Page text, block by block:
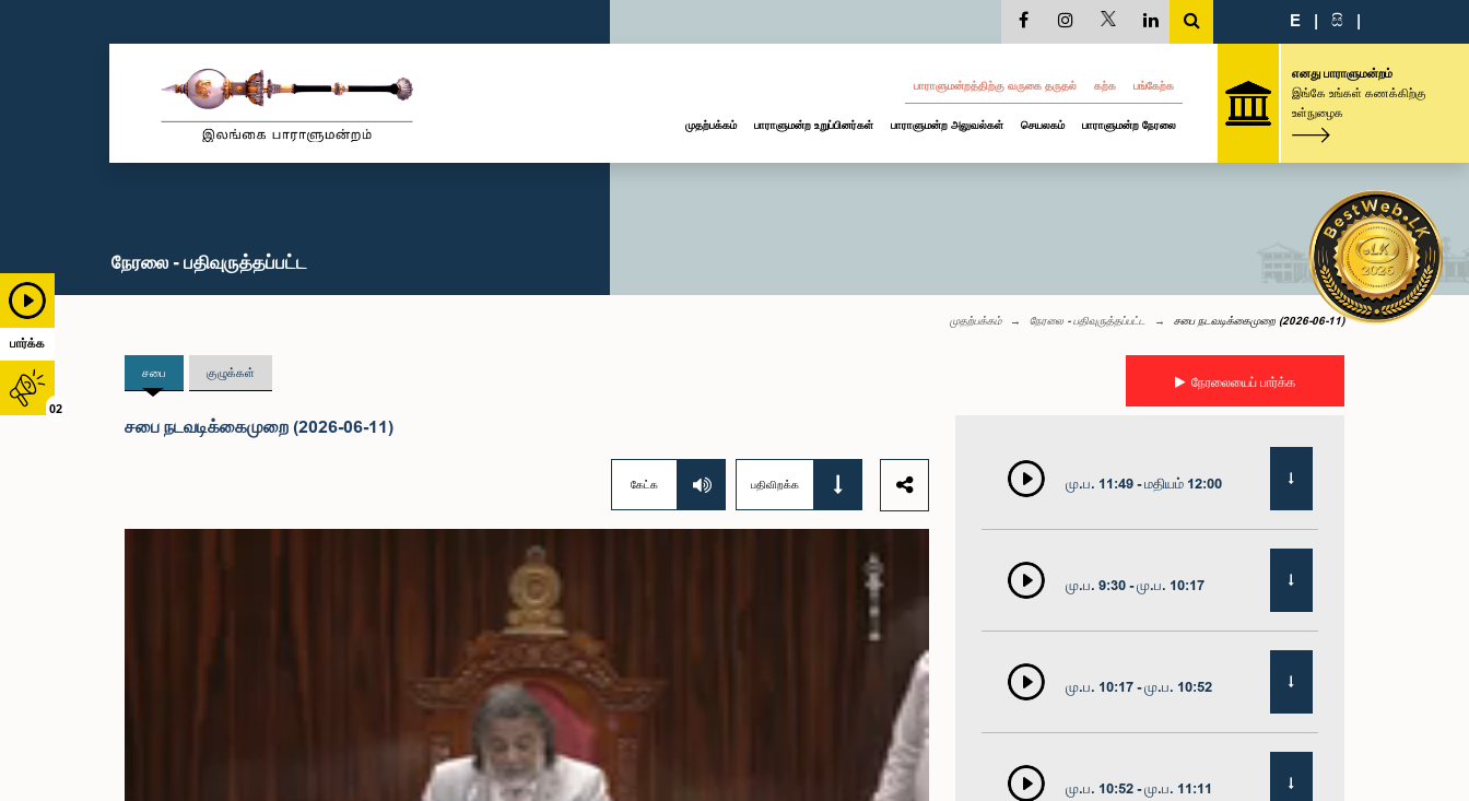
பார்க்க
02
E | සි |
பாராளுமன்றத்திற்கு வருகை தருதல் கற்க பங்கேற்க
முதற்பக்கம் பாராளுமன்ற உறுப்பினர்கள் பாராளுமன்ற அலுவல்கள் செயலகம் பாராளுமன்ற நேரலை
எனது பாராளுமன்றம்
இங்கே உங்கள் கணக்கிற்கு
உள்நுழைக
நேரலை - பதிவுருத்தப்பட்ட
முதற்பக்கம் நேரலை - பதிவுருத்தப்பட்ட சபை நடவடிக்கைமுறை (2026-06-11)
சபை குழுக்கள் நேரலையைப் பார்க்க
சபை நடவடிக்கைமுறை (2026-06-11)
கேட்க பதிவிறக்க மு.ப. 11:49 - மதியம் 12:00
மு.ப. 9:30 - மு.ப. 10:17
மு.ப. 10:17 - மு.ப. 10:52
மு.ப. 10:52 - மு.ப. 11:11